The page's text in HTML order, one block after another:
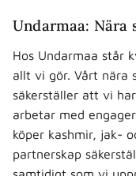
Undarmaa: Nära
Hos Undarmaa står
allt vi gör. Vårt nära
säkerställer att vi
arbetar med
köper kashmir, jak-
partnerskap